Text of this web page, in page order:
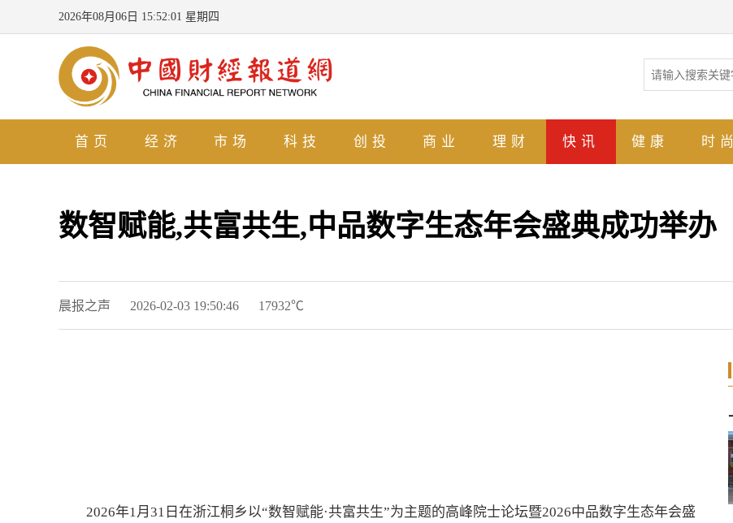
2026年08月06日 15:52:02 星期四
首页 经济 市场 科技 创投 商业 理财 快讯 健康 时尚
数智赋能,共富共生,中品数字生态年会盛典成功举办
晨报之声 2026-02-03 19:50:46 17932℃
2026年1月31日在浙江桐乡以“数智赋能·共富共生”为主题的高峰院士论坛暨2026中品数字生态年会盛